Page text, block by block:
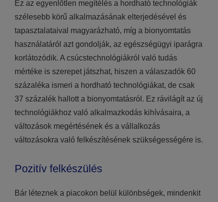
Ez az egyenlőtlen megítélés a hordható technológiák
szélesebb körű alkalmazásának elterjedésével és
tapasztalataival magyarázható, míg a bionyomtatás
használatáról azt gondolják, az egészségügyi iparágra
korlátozódik. A csúcstechnológiákról való tudás
mértéke is szerepet játszhat, hiszen a válaszadók 60
százaléka ismeri a hordható technológiákat, de csak
37 százalék hallott a bionyomtatásról. Ez rávilágít az új
technológiákhoz való alkalmazkodás kihívásaira, a
változások megértésének és a vállalkozás
változásokra való felkészítésének szükségességére is.
Pozitív felkészülés
Bár léteznek a piacokon belül különbségek, mindenkit